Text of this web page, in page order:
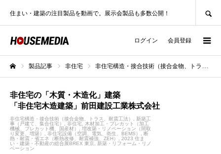
住まい・建築の注目製品を動画で。展示会製品も多数公開！
ログイン 会員登録
製品記事 非住宅 非住宅構造・接合技術（接合金物、トラス、耐震工法）
非住宅の「木質・木造化」建築
「非住宅木造建築」前田建設工業株式会社
非住宅構造・接合技術（接合金物、トラス、耐震工法）
新築工
事（戸建て、集合住宅）
非住宅
木材加工・プレカット（加工
機械、プレカット機、国産材）
増改築・リノベーション（間取
り変更、増築）
非住宅設備（空調、電気、衛生、BEMS）
断
熱・耐震・省エネ（断熱改修、耐震補強、ZEH）
2023 住ま
い・建築・不動産の総合展BREX 東京
新築・リフォーム・リノ
ベーション